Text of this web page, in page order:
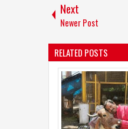
Next
Newer Post
RELATED POSTS